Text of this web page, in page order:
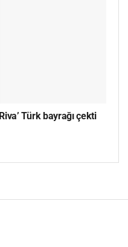
Türk bayrağı çekti